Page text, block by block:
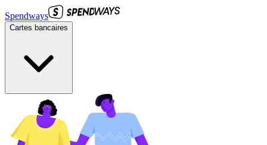
Spendways
Cartes bancaires